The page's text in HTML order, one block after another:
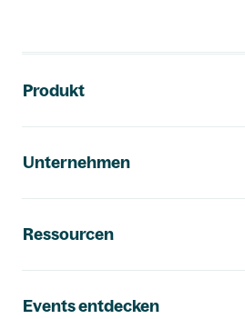
Produkt
Unternehmen
Ressourcen
Events entdecken